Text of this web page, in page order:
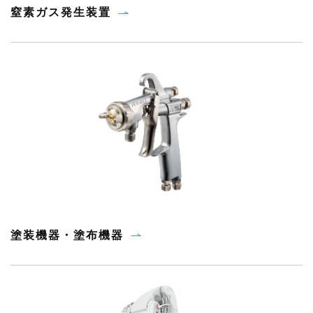
窒素ガス発生装置
塗装機器・塗布機器